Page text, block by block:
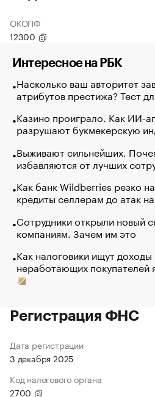
ОКОПФ
12300
Интересное на РБК
Насколько ваш авторитет
атрибутов престижа? Тест
Казино проиграло. Как ИИ-
разрушают букмекерскую
Выживают сильнейших.
избавляются от лучших
Как банк Wildberries резко
кредиты селлерам до атак
Сотрудники открыли новый
компаниям. Зачем им это
Как налоговики ищут доходы
неработающих покупателей
Регистрация ФНС
Дата регистрации
3 декабря 2025
Код налогового органа
2700